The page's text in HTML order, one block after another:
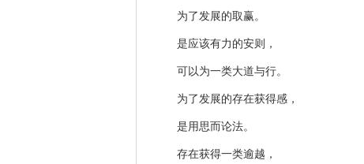
为了发展的取赢。
是应该有力的安则，
可以为一类大道与行。
为了发展的存在获得感，
是用思而论法。
存在获得一类逾越，